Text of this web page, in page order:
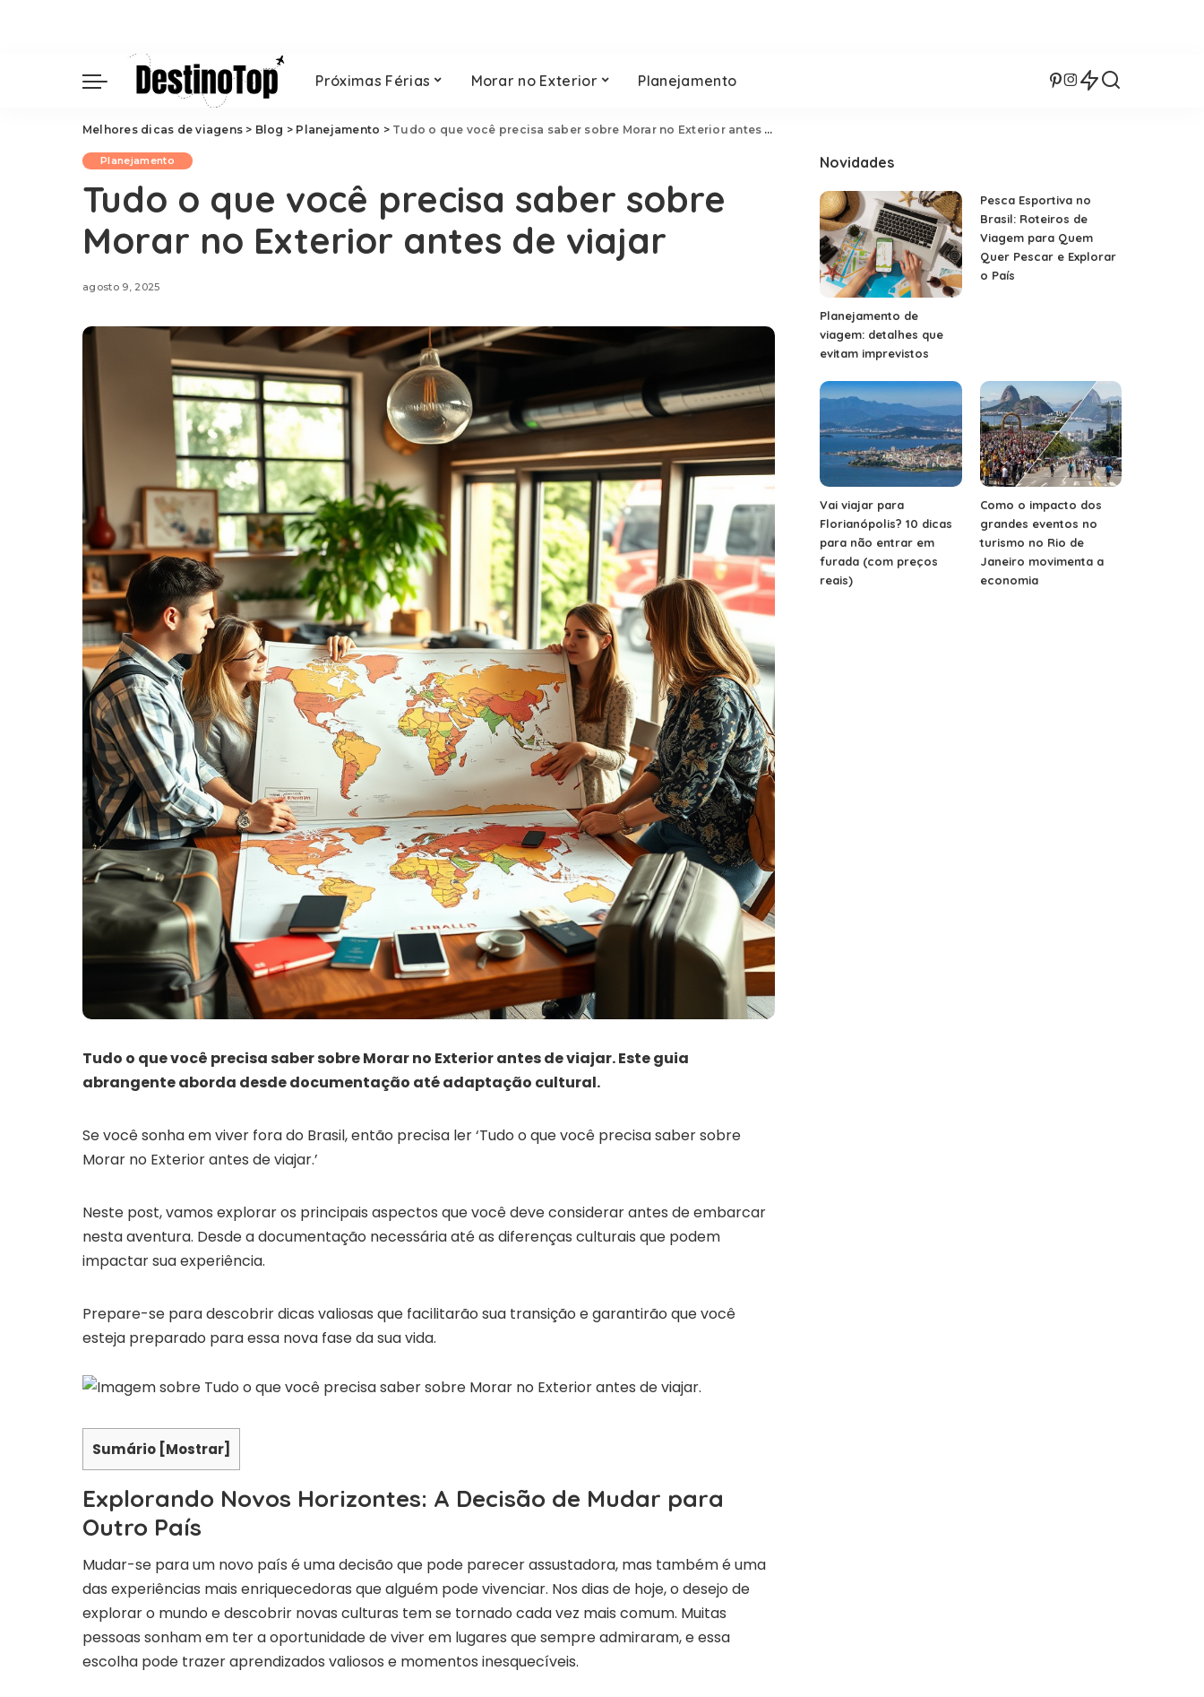
Próximas Férias Morar no Exterior Planejamento
Melhores dicas de viagens > Blog > Planejamento > Tudo o que você precisa saber sobre Morar no Exterior antes de viajar
Planejamento
Tudo o que você precisa saber sobre
Morar no Exterior antes de viajar
agosto 9, 2025
Tudo o que você precisa saber sobre Morar no Exterior antes de viajar. Este guia
abrangente aborda desde documentação até adaptação cultural.
Se você sonha em viver fora do Brasil, então precisa ler ‘Tudo o que você precisa saber sobre
Morar no Exterior antes de viajar.’
Neste post, vamos explorar os principais aspectos que você deve considerar antes de embarcar
nesta aventura. Desde a documentação necessária até as diferenças culturais que podem
impactar sua experiência.
Prepare-se para descobrir dicas valiosas que facilitarão sua transição e garantirão que você
esteja preparado para essa nova fase da sua vida.
Sumário [Mostrar]
Explorando Novos Horizontes: A Decisão de Mudar para
Outro País
Mudar-se para um novo país é uma decisão que pode parecer assustadora, mas também é uma
das experiências mais enriquecedoras que alguém pode vivenciar. Nos dias de hoje, o desejo de
explorar o mundo e descobrir novas culturas tem se tornado cada vez mais comum. Muitas
pessoas sonham em ter a oportunidade de viver em lugares que sempre admiraram, e essa
escolha pode trazer aprendizados valiosos e momentos inesquecíveis.
Novidades
Planejamento de
viagem: detalhes que
evitam imprevistos
Pesca Esportiva no
Brasil: Roteiros de
Viagem para Quem
Quer Pescar e Explorar
o País
Vai viajar para
Florianópolis? 10 dicas
para não entrar em
furada (com preços
reais)
Como o impacto dos
grandes eventos no
turismo no Rio de
Janeiro movimenta a
economia